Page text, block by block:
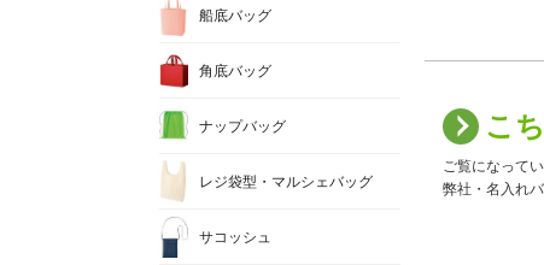
こ
ご覧になって
弊社・名入れ
船底バッグ
角底バッグ
ナップバッグ
レジ袋型・マルシェバッグ
サコッシュ